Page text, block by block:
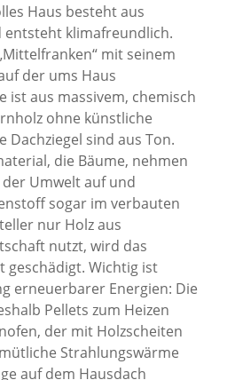
Haus besteht aus
klimafreundlich.
mit seinem
der ums Haus
ist aus massivem, chemisch
ohne künstliche
Dachziegel sind aus Ton.
die Bäume, nehmen
Umwelt auf und
sogar im verbauten
nur Holz aus
nutzt, wird das
geschädigt. Wichtig ist
erneuerbarer Energien: Die
Pellets zum Heizen
der mit Holzscheiten
Strahlungswärme
auf dem Hausdach